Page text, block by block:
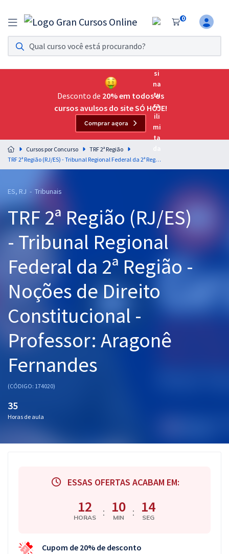
0
Assinatura Ilimitada 11
Acesso a todos os cursos. Teste grátis por 7 dias!
Assinatura OAB Até Passar
Acesso ilimitado a toda preparação para o Exame da
Residências Multiprofissionais
Preparação completa e intensiva para as principais
residências em saúde do Brasil
Cursos 20% OFF
Pós
Graduação
OAB
Questões grátis
Desconto de 20% em todos os
cursos avulsos do site SÓ HOJE!
Comprar agora
Cursos por Concurso
TRF 2ª Região
TRF 2ª Região (RJ/ES) - Tribunal Regional Federal da 2ª Região - Noções de Direito Constitucional - Professor: Aragonê Fernandes
ES, RJ - Tribunais
TRF 2ª Região (RJ/ES)
- Tribunal Regional
Federal da 2ª Região -
Noções de Direito
Constitucional -
Professor: Aragonê
Fernandes
(CÓDIGO: 174020)
35
Horas de aula
ESSAS OFERTAS ACABAM EM:
12
HORAS : 10
MIN : 13
SEG
Cupom de 20% de desconto